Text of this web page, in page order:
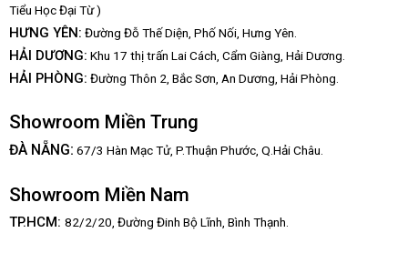
Tiểu Học Đại Từ )
HƯNG YÊN: Đường Đỗ Thế Diện, Phố Nối, Hưng Yên.
HẢI DƯƠNG: Khu 17 thị trấn Lai Cách, Cẩm Giàng, Hải Dương.
HẢI PHÒNG: Đường Thôn 2, Bắc Sơn, An Dương, Hải Phòng.
Showroom Miền Trung
ĐÀ NẴNG: 67/3 Hàn Mạc Tử, P.Thuận Phước, Q.Hải Châu.
Showroom Miền Nam
TP.HCM: 82/2/20, Đường Đinh Bộ Lĩnh, Bình Thạnh.